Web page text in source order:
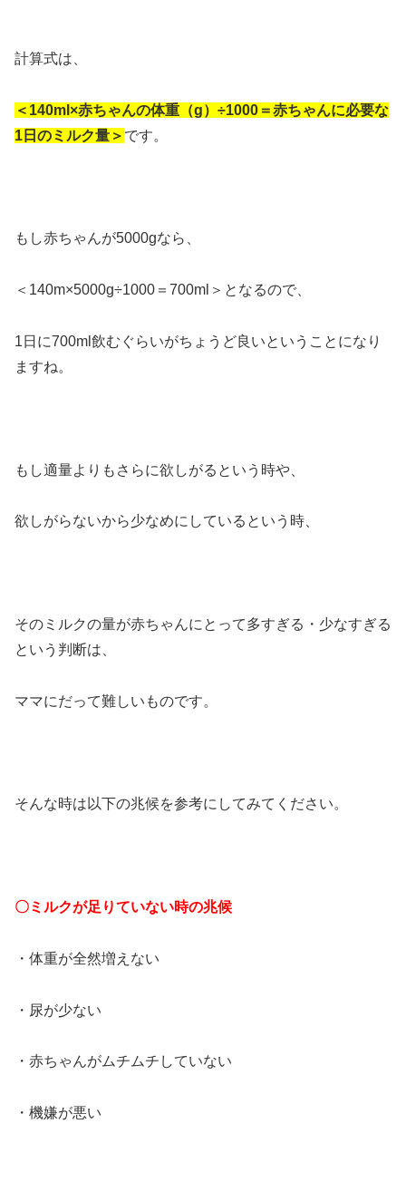
計算式は、
＜140ml×赤ちゃんの体重（g）÷1000＝赤ちゃんに必要な
1日のミルク量＞ です。
もし赤ちゃんが5000gなら、
＜140m×5000g÷1000＝700ml＞となるので、
1日に700ml飲むぐらいがちょうど良いということになり
ますね。
もし適量よりもさらに欲しがるという時や、
欲しがらないから少なめにしているという時、
そのミルクの量が赤ちゃんにとって多すぎる・少なすぎる
という判断は、
ママにだって難しいものです。
そんな時は以下の兆候を参考にしてみてください。
〇ミルクが足りていない時の兆候
・体重が全然増えない
・尿が少ない
・赤ちゃんがムチムチしていない
・機嫌が悪い